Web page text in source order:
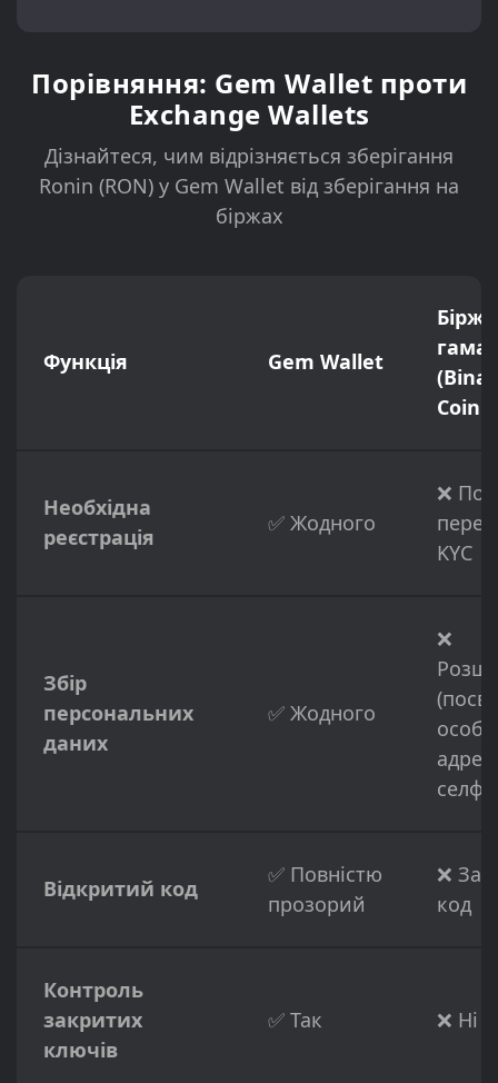
Порівняння: Gem Wallet проти
Exchange Wallets
Дізнайтеся, чим відрізняється зберігання
Ronin (RON) у Gem Wallet від зберігання на
біржах
Функція Gem Wallet
Необхідна
реєстрація
✅ Жодного
❌
KYC
Збір
персональних
даних
✅ Жодного
❌
селфі)
Відкритий код
✅ Повністю
прозорий
❌
код
Контроль
закритих
ключів
✅ Так ❌ Ні